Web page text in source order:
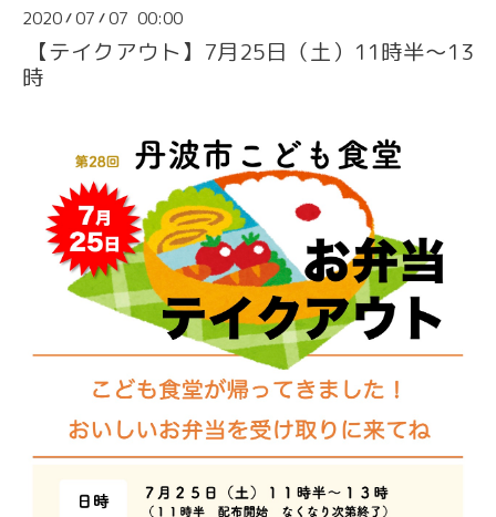
2020/07 /07 00:00
【テイクアウト】7月25日（土）11時半〜13
時